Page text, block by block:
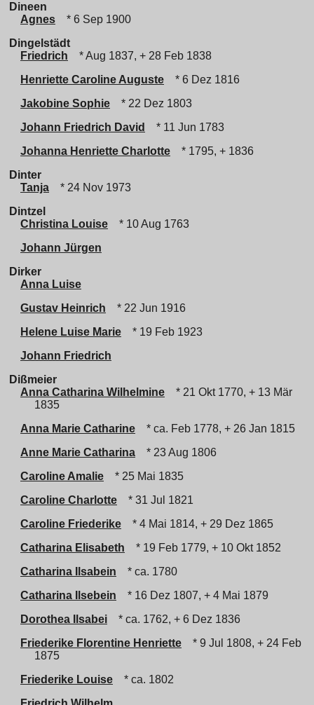
Dineen
Agnes
* 6 Sep 1900
Dingelstädt
Friedrich
* Aug 1837, + 28 Feb 1838
Henriette Caroline Auguste
* 6 Dez 1816
Jakobine Sophie
* 22 Dez 1803
Johann Friedrich David
* 11 Jun 1783
Johanna Henriette Charlotte
* 1795, + 1836
Dinter
Tanja
* 24 Nov 1973
Dintzel
Christina Louise
* 10 Aug 1763
Johann Jürgen
Dirker
Anna Luise
Gustav Heinrich
* 22 Jun 1916
Helene Luise Marie
* 19 Feb 1923
Johann Friedrich
Dißmeier
Anna Catharina Wilhelmine
* 21 Okt 1770, + 13 Mär
1835
Anna Marie Catharine
* ca. Feb 1778, + 26 Jan 1815
Anne Marie Catharina
* 23 Aug 1806
Caroline Amalie
* 25 Mai 1835
Caroline Charlotte
* 31 Jul 1821
Caroline Friederike
* 4 Mai 1814, + 29 Dez 1865
Catharina Elisabeth
* 19 Feb 1779, + 10 Okt 1852
Catharina Ilsabein
* ca. 1780
Catharina Ilsebein
* 16 Dez 1807, + 4 Mai 1879
Dorothea Ilsabei
* ca. 1762, + 6 Dez 1836
Friederike Florentine Henriette
* 9 Jul 1808, + 24 Feb
1875
Friederike Louise
* ca. 1802